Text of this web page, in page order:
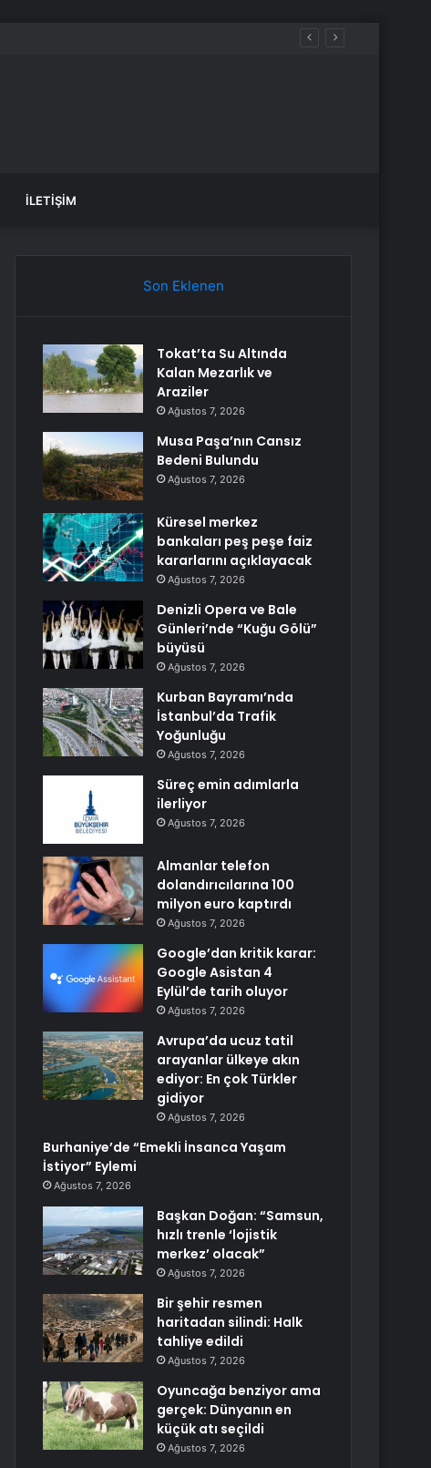
İLETIŞIM
Son Eklenen
Tokat’ta Su Altında
Kalan Mezarlık ve
Araziler
Ağustos 7, 2026
Musa Paşa’nın Cansız
Bedeni Bulundu
Ağustos 7, 2026
Küresel merkez
bankaları peş peşe faiz
kararlarını açıklayacak
Ağustos 7, 2026
Denizli Opera ve Bale
Günleri’nde “Kuğu Gölü”
büyüsü
Ağustos 7, 2026
Kurban Bayramı’nda
İstanbul’da Trafik
Yoğunluğu
Ağustos 7, 2026
Süreç emin adımlarla
ilerliyor
Ağustos 7, 2026
Almanlar telefon
dolandırıcılarına 100
milyon euro kaptırdı
Ağustos 7, 2026
Google’dan kritik karar:
Google Asistan 4
Eylül’de tarih oluyor
Ağustos 7, 2026
Avrupa’da ucuz tatil
arayanlar ülkeye akın
ediyor: En çok Türkler
gidiyor
Ağustos 7, 2026
Burhaniye’de “Emekli İnsanca Yaşam
İstiyor” Eylemi
Ağustos 7, 2026
Başkan Doğan: “Samsun,
hızlı trenle ‘lojistik
merkez’ olacak”
Ağustos 7, 2026
Bir şehir resmen
haritadan silindi: Halk
tahliye edildi
Ağustos 7, 2026
Oyuncağa benziyor ama
gerçek: Dünyanın en
küçük atı seçildi
Ağustos 7, 2026